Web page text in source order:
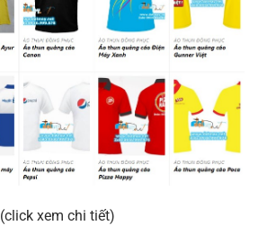
(click xem chi tiết)